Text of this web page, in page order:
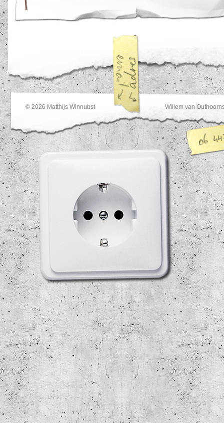
© 2026 Matthijs Winnubst Willem van